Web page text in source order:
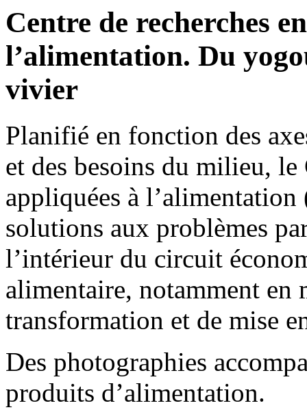
Centre de recherches
l’alimentation. Du
vivier
Planifié en fonction des
et des besoins du milieu, le
appliquées à
solutions aux problèmes
l’intérieur du circuit
alimentaire, notamment en
transformation et de mise
Des photographies
produits d’alimentation.